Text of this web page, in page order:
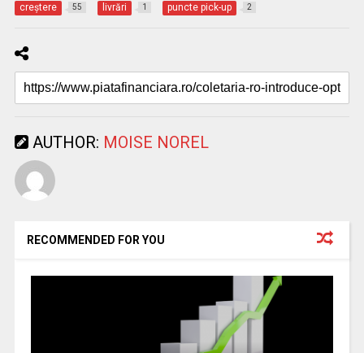
creştere 55 livrări 1 puncte pick-up 2
AUTHOR: MOISE NOREL
RECOMMENDED FOR YOU